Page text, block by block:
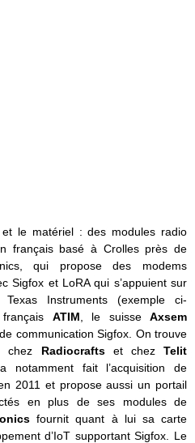
le matériel : des modules radio
français basé à Crolles près de
qui propose des modems
Sigfox et LoRA qui s’appuient sur
Texas Instruments (exemple ci-
ATIM , le suisseAxsem
communication Sigfox. On trouve
chez Radiocraftset chezTelit
notamment fait l’acquisition de
2011 et propose aussi un portail
en plus de ses modules de
fournit quant à lui sa carte
d’IoT supportant Sigfox. Le